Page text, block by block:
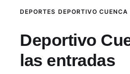
DEPORTES DEPORTIVO CUENCA
Deportivo
las entradas